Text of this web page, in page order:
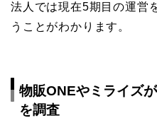
法人では現在5期目の運営
うことがわかります。
物販ONEやミライズ
を調査